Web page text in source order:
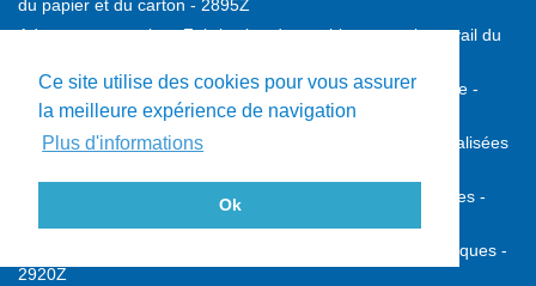
Ce site utilise des cookies pour vous assurer
la meilleure expérience de navigation
Plus d'informations
Ok
du papier et du carton - 2895Z
Adresses entreprises Fabrication de machines pour le travail du
Adresses entreprises Fabrication de machines d'imprimerie -
2899A
Adresses entreprises Fabrication d'autres machines spécialisées
Adresses entreprises Construction de véhicules automobiles -
Adresses entreprises Fabrication de carrosseries et remorques -
2920Z